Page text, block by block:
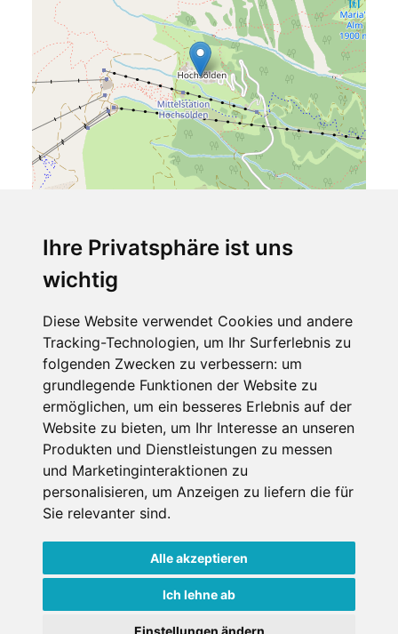
Ihre Privatsphäre ist uns
wichtig
Diese Website verwendet Cookies und andere
Tracking-Technologien, um Ihr Surferlebnis zu
folgenden Zwecken zu verbessern: um
grundlegende Funktionen der Website zu
ermöglichen, um ein besseres Erlebnis auf der
Website zu bieten, um Ihr Interesse an unseren
Produkten und Dienstleistungen zu messen
und Marketinginteraktionen zu
personalisieren, um Anzeigen zu liefern die für
Sie relevanter sind.
Alle akzeptieren
Ich lehne ab
Einstellungen ändern
Hotel Enzian
Hochsöldenstraße 7
6450 Hochsölden
Tirol
Österreich
Telefon
+43 5254 2252
Datenschutzbedingungen
Nutzungsbedingungen Impressum Kontakt